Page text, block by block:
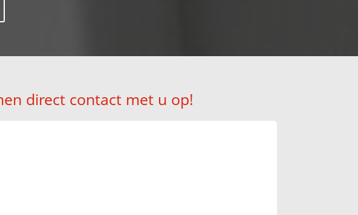
direct contact met u op!